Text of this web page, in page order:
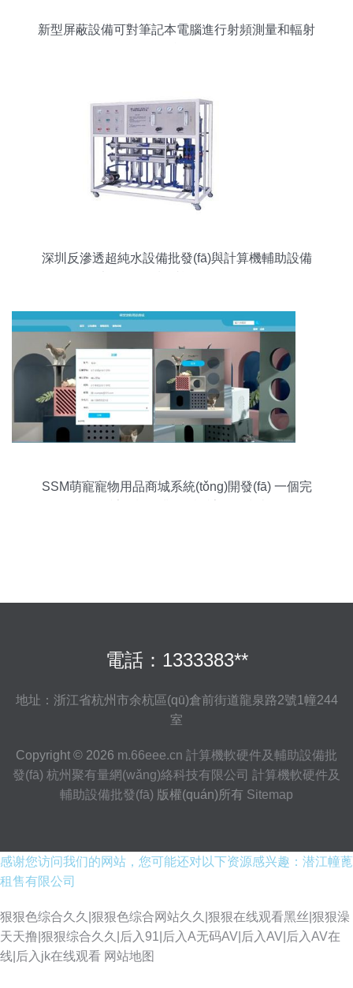
新型屏蔽設備可對筆記本電腦進行射頻測量和輻射
深圳反滲透超純水設備批發(fā)與計算機輔助設備
SSM萌寵寵物用品商城系統(tǒng)開發(fā) 一個完
電話：1333383**
地址：浙江省杭州市余杭區(qū)倉前街道龍泉路2號1幢244
室
Copyright © 2026 m.66eee.cn 計算機軟硬件及輔助設備批
發(fā) 杭州聚有量網(wǎng)絡科技有限公司 計算機軟硬件及
輔助設備批發(fā) 版權(quán)所有 Sitemap
感谢您访问我们的网站，您可能还对以下资源感兴趣：潜江幢蓖
租售有限公司
狠狠色综合久久|狠狠色综合网站久久|狠狠在线观看黑丝|狠狠澡
天天撸|狠狠综合久久|后入91|后入A无码AV|后入AV|后入AV在
线|后入jk在线观看 网站地图